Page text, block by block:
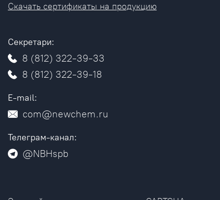
Скачать сертификаты на продукцию
Секретари:
8 (812) 322-39-33
8 (812) 322-39-18
E-mail:
com@newchem.ru
Телеграм-канал:
@NBHspb